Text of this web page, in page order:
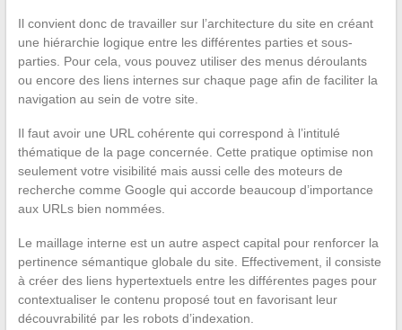
Il convient donc de travailler sur l’architecture du site en créant
une hiérarchie logique entre les différentes parties et sous-
parties. Pour cela, vous pouvez utiliser des menus déroulants
ou encore des liens internes sur chaque page afin de faciliter la
navigation au sein de votre site.
Il faut avoir une URL cohérente qui correspond à l’intitulé
thématique de la page concernée. Cette pratique optimise non
seulement votre visibilité mais aussi celle des moteurs de
recherche comme Google qui accorde beaucoup d’importance
aux URLs bien nommées.
Le maillage interne est un autre aspect capital pour renforcer la
pertinence sémantique globale du site. Effectivement, il consiste
à créer des liens hypertextuels entre les différentes pages pour
contextualiser le contenu proposé tout en favorisant leur
découvrabilité par les robots d’indexation.